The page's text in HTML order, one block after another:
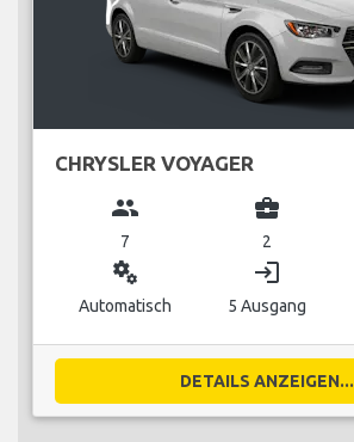
CHRYSLER VOYAGER
group
7
business_center
2
miscellaneous_services
Automatisch
login
5 Ausgang
DETAILS ANZEIGEN...